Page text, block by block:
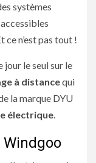
systèmes
n’est pas tout !
jour le seul sur le
à distancequi
la marque DYU
électrique.